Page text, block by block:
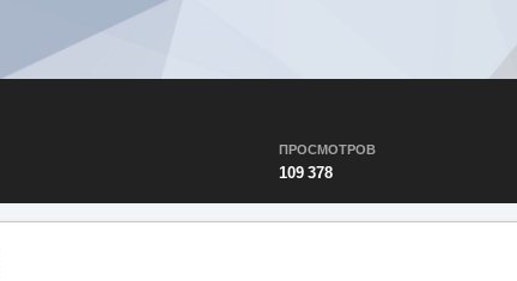
ПРОСМОТРОВ
109 378